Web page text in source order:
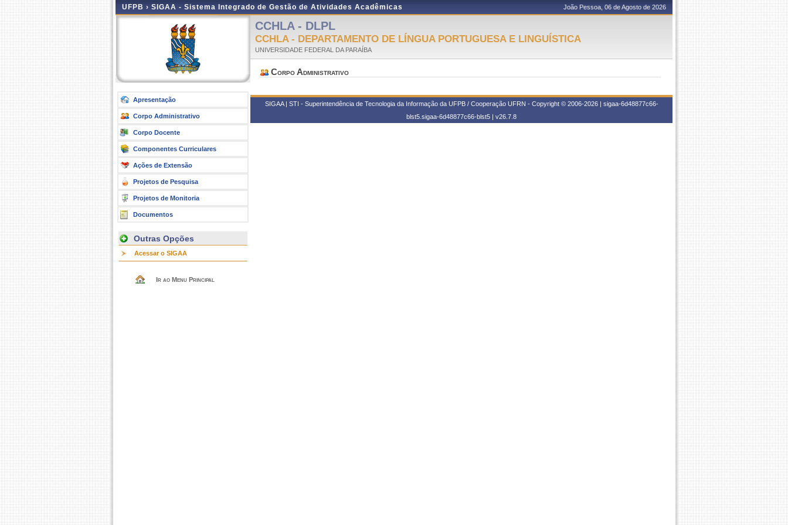
UFPB › SIGAA - Sistema Integrado de Gestão de Atividades Acadêmicas João Pessoa, 06 de Agosto de 2026
Apresentação
Corpo Administrativo
Corpo Docente
Componentes Curriculares
Ações de Extensão
Projetos de Pesquisa
Projetos de Monitoria
Documentos
Outras Opções
Acessar o SIGAA
Ir ao Menu Principal
CCHLA - DLPL
CCHLA - DEPARTAMENTO DE LÍNGUA PORTUGUESA E LINGUÍSTICA
UNIVERSIDADE FEDERAL DA PARAÍBA
Corpo Administrativo
SIGAA | STI - Superintendência de Tecnologia da Informação da UFPB / Cooperação UFRN - Copyright © 2006-2026 | sigaa-6d48877c66-
blst5.sigaa-6d48877c66-blst5 | v26.7.8